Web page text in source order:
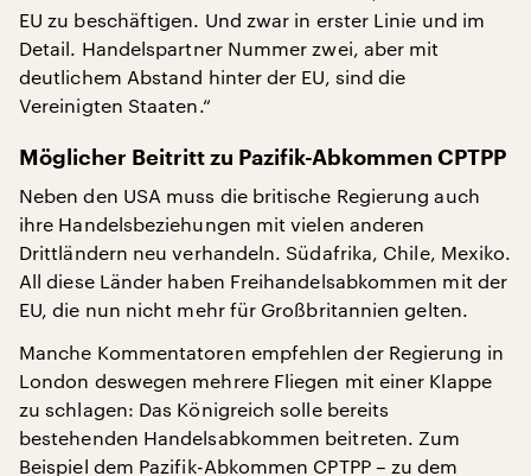
EU zu beschäftigen. Und zwar in erster Linie und im
Detail. Handelspartner Nummer zwei, aber mit
deutlichem Abstand hinter der EU, sind die
Vereinigten Staaten.“
Möglicher Beitritt zu Pazifik-Abkommen CPTPP
Neben den USA muss die britische Regierung auch
ihre Handelsbeziehungen mit vielen anderen
Drittländern neu verhandeln. Südafrika, Chile, Mexiko.
All diese Länder haben Freihandelsabkommen mit der
EU, die nun nicht mehr für Großbritannien gelten.
Manche Kommentatoren empfehlen der Regierung in
London deswegen mehrere Fliegen mit einer Klappe
zu schlagen: Das Königreich solle bereits
bestehenden Handelsabkommen beitreten. Zum
Beispiel dem Pazifik-Abkommen CPTPP – zu dem